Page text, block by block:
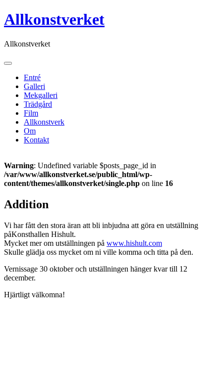
Skip
to
Allkonstverket
Allkonstverket
Entré
Galleri
Mekgalleri
Trädgård
Film
Allkonstverk
Om
Kontakt
Warning: Undefined variable $posts_page_id in
/var/www/allkonstverket.se/public_html/wp-
content/themes/allkonstverket/single.php on line 16
Addition
Vi har fått den stora äran att bli inbjudna att göra en utställning
påKonsthallen Hishult.
Mycket mer om utställningen på www.hishult.com
Skulle glädja oss mycket om ni ville komma och titta på den.
Vernissage 30 oktober och utställningen hänger kvar till 12
december.
Hjärtligt välkomna!